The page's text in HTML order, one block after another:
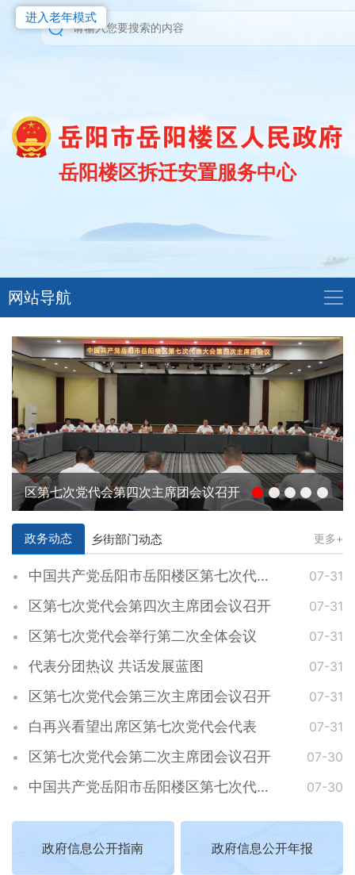
进入老年模式
岳阳楼区拆迁安置服务中心
网站导航
区第七次党代会第四次主席团会议召开
政务动态 乡街部门动态 更多+
中国共产党岳阳市岳阳楼区第七次代表大会胜利闭幕 07-31
区第七次党代会第四次主席团会议召开 07-31
区第七次党代会举行第二次全体会议 07-31
代表分团热议 共话发展蓝图 07-31
区第七次党代会第三次主席团会议召开 07-31
白再兴看望出席区第七次党代会代表 07-31
区第七次党代会第二次主席团会议召开 07-30
中国共产党岳阳市岳阳楼区第七次代表大会开幕 07-30
政府信息公开指南 政府信息公开年报